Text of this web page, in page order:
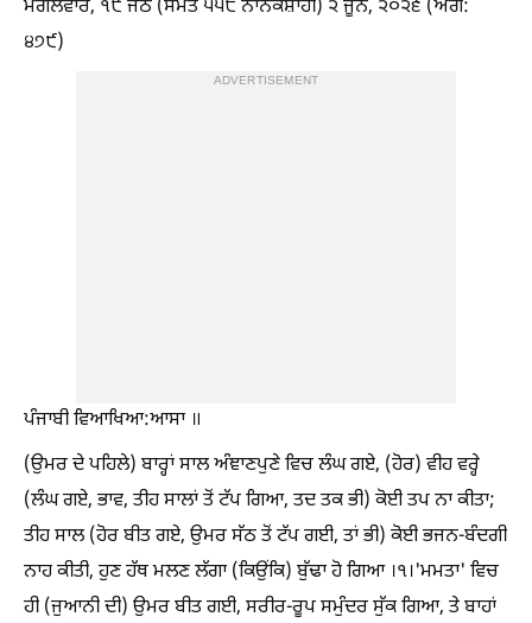
ਮੰਗਲਵਾਰ, ੧੯ ਜੇਠ (ਸੰਮਤ ੫੫੮ ਨਾਨਕਸ਼ਾਹੀ) ੨ ਜੂਨ, ੨੦੨੬ (ਅੰਗ:
੪੭੯)
ADVERTISEMENT
ਪੰਜਾਬੀ ਵਿਆਖਿਆ:ਆਸਾ ॥
(ਉਮਰ ਦੇ ਪਹਿਲੇ) ਬਾਰ੍ਹਾਂ ਸਾਲ ਅੰਞਾਣਪੁਣੇ ਵਿਚ ਲੰਘ ਗਏ, (ਹੋਰ) ਵੀਹ ਵਰ੍ਹੇ
(ਲੰਘ ਗਏ, ਭਾਵ, ਤੀਹ ਸਾਲਾਂ ਤੋਂ ਟੱਪ ਗਿਆ, ਤਦ ਤਕ ਭੀ) ਕੋਈ ਤਪ ਨਾ ਕੀਤਾ;
ਤੀਹ ਸਾਲ (ਹੋਰ ਬੀਤ ਗਏ, ਉਮਰ ਸੱਠ ਤੋਂ ਟੱਪ ਗਈ, ਤਾਂ ਭੀ) ਕੋਈ ਭਜਨ-ਬੰਦਗੀ
ਨਾਹ ਕੀਤੀ, ਹੁਣ ਹੱਥ ਮਲਣ ਲੱਗਾ (ਕਿਉਂਕਿ) ਬੁੱਢਾ ਹੋ ਗਿਆ ।੧।'ਮਮਤਾ' ਵਿਚ
ਹੀ (ਜੁਆਨੀ ਦੀ) ਉਮਰ ਬੀਤ ਗਈ, ਸਰੀਰ-ਰੂਪ ਸਮੁੰਦਰ ਸੁੱਕ ਗਿਆ, ਤੇ ਬਾਹਾਂ